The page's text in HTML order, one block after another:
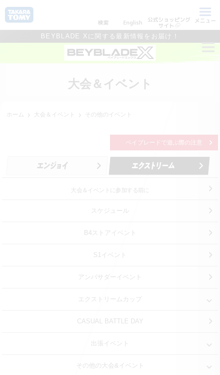
検索 English 公式ショッピング
サイト
メニュー
BEYBLADE Xに関する最新情報をお届け！
大会＆イベント
ホーム 大会＆イベント その他のイベント
ベイブレードで遊ぶ際の注意
大会＆イベントに参加する前に
スケジュール
B4ストアイベント
S1イベント
アンバサダーイベント
エクストリームカップ
CASUAL BATTLE DAY
出張イベント
その他の大会&イベント